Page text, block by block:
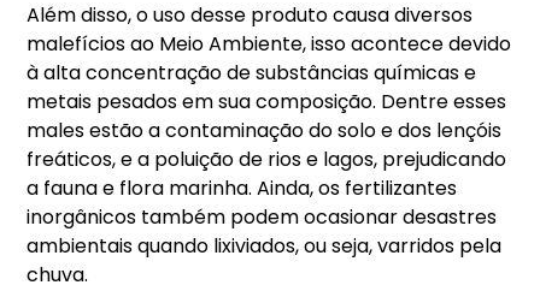
Além disso, o uso desse produto causa diversos
malefícios ao Meio Ambiente, isso acontece devido
à alta concentração de substâncias químicas e
metais pesados em sua composição. Dentre esses
males estão a contaminação do solo e dos lençóis
freáticos, e a poluição de rios e lagos, prejudicando
a fauna e flora marinha. Ainda, os fertilizantes
inorgânicos também podem ocasionar desastres
ambientais quando lixiviados, ou seja, varridos pela
chuva.